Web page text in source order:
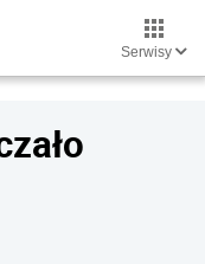
Serwisy